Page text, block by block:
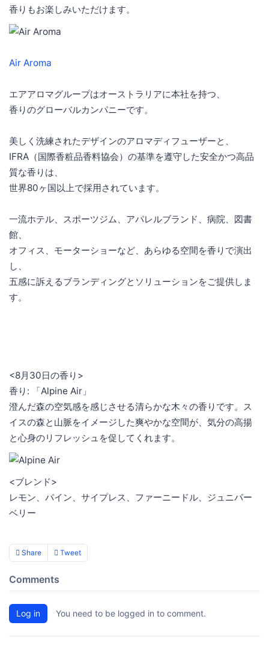
香りもお楽しみいただけます。
Air Aroma
エアアロマグループはオーストラリアに本社を持つ、
香りのグローバルカンパニーです。
美しく洗練されたデザインのアロマディフューザーと、
IFRA（国際香粧品香料協会）の基準を遵守した安全かつ高品
質な香りは、
世界80ヶ国以上で採用されています。
一流ホテル、スポーツジム、アパレルブランド、病院、図書
館、
オフィス、モーターショーなど、あらゆる空間を香りで演出
し、
五感に訴えるブランディングとソリューションをご提供しま
す。
<8月30日の香り>
香り: 「Alpine Air」
澄んだ森の空気感を感じさせる清らかな木々の香りです。ス
イスの森と山脈をイメージした爽やかな空間が、気分の高揚
と心身のリフレッシュを促してくれます。
<ブレンド>
レモン、パイン、サイプレス、ファーニードル、ジュニパー
ベリー
Share Tweet
Comments
Log in You need to be logged in to comment.